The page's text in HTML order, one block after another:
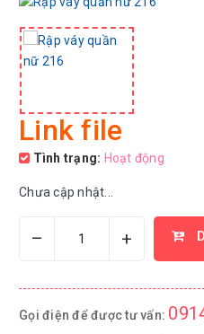
Link file
Tình trạng: Hoạt động
Chưa cập nhật...
– +
Gọi điện để được tư vấn: